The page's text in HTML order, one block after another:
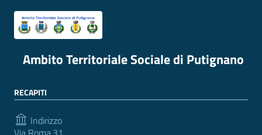
Ambito Territoriale Sociale di Putignano
RECAPITI
Indirizzo